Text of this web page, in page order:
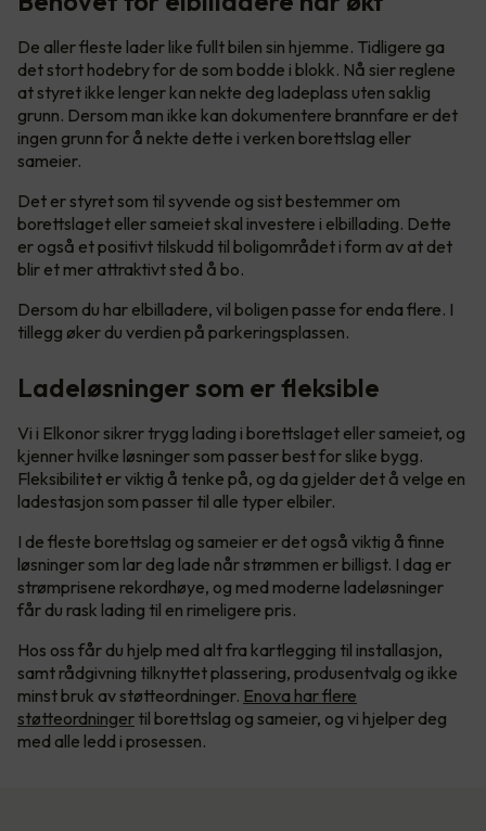
De aller fleste lader like fullt bilen sin hjemme. Tidligere ga
det stort hodebry for de som bodde i blokk. Nå sier reglene
at styret ikke lenger kan nekte deg ladeplass uten saklig
grunn. Dersom man ikke kan dokumentere brannfare er det
ingen grunn for å nekte dette i verken borettslag eller
sameier.
Det er styret som til syvende og sist bestemmer om
borettslaget eller sameiet skal investere i elbillading. Dette
er også et positivt tilskudd til boligområdet i form av at det
blir et mer attraktivt sted å bo.
Dersom du har elbilladere, vil boligen passe for enda flere. I
tillegg øker du verdien på parkeringsplassen.
Ladeløsninger som er fleksible
Vi i Elkonor sikrer trygg lading i borettslaget eller sameiet, og
kjenner hvilke løsninger som passer best for slike bygg.
Fleksibilitet er viktig å tenke på, og da gjelder det å velge en
ladestasjon som passer til alle typer elbiler.
I de fleste borettslag og sameier er det også viktig å finne
løsninger som lar deg lade når strømmen er billigst. I dag er
strømprisene rekordhøye, og med moderne ladeløsninger
får du rask lading til en rimeligere pris.
Hos oss får du hjelp med alt fra kartlegging til installasjon,
samt rådgivning tilknyttet plassering, produsentvalg og ikke
minst bruk av støtteordninger. Enova har flere
støtteordninger til borettslag og sameier, og vi hjelper deg
med alle ledd i prosessen.